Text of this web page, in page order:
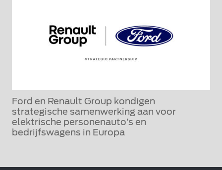
Ford en Renault Group kondigen
strategische samenwerking aan voor
elektrische personenauto’s en
bedrijfswagens in Europa